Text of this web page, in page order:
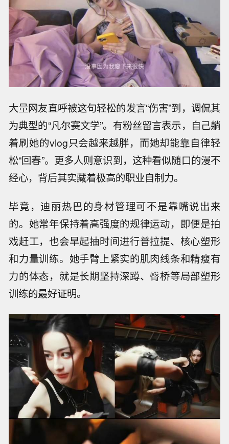
大量网友直呼被这句轻松的发言“伤害”到，调侃其
为典型的“凡尔赛文学”。有粉丝留言表示，自己躺
着刷她的vlog只会越来越胖，而她却能靠自律轻
松“回春”。更多人则意识到，这种看似随口的漫不
经心，背后其实藏着极高的职业自制力。
毕竟，迪丽热巴的身材管理可不是靠嘴说出来
的。她常年保持着高强度的规律运动，即便是拍
戏赶工，也会早起抽时间进行普拉提、核心塑形
和力量训练。她手臂上紧实的肌肉线条和精瘦有
力的体态，就是长期坚持深蹲、臀桥等局部塑形
训练的最好证明。